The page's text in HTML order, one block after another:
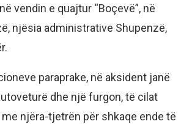
vendin e quajtur “Boçevë”, në
njësia administrative Shupenzë,
paraprake, në aksident janë
dhe një furgon, të cilat
njëra-tjetrën për shkaqe ende të